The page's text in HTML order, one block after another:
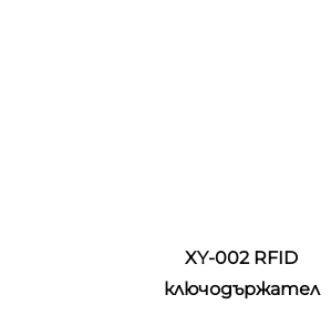
XY-002 RFID
ключодържател